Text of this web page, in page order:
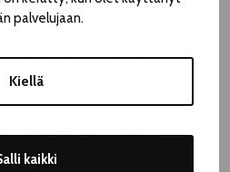
palvelujaan.
Kiellä
kaikki
19. marraskuuta
Grus Grus Teatterin esitys
ylistetty esikoisnäytelmä, jossa
maalaukset. Taidemuseo
tulkitsee näyttelijä